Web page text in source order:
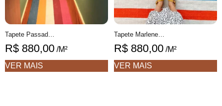
Tapete Passadeira Marlene Geométrico feito à mão, 100% algodão reciclado
R$ 880,00 /M²
VER MAIS
Tapete Marlene Personalizável Listrado feito à mão, 100% algodão reciclado
R$ 880,00 /M²
VER MAIS